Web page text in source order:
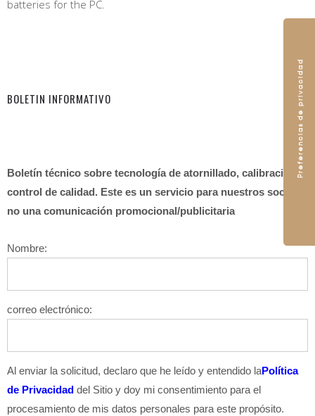
batteries for the PC.
BOLETIN INFORMATIVO
Boletín técnico sobre tecnología de atornillado, calibración y
control de calidad. Este es un servicio para nuestros socios y
no una comunicación promocional/publicitaria
Nombre:
correo electrónico:
Al enviar la solicitud, declaro que he leído y entendido laPolítica
de Privacidad del Sitio y doy mi consentimiento para el
procesamiento de mis datos personales para este propósito.